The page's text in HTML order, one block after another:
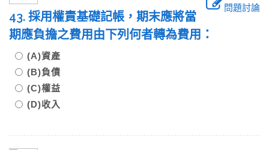
問題討論
43. 採用權責基礎記帳，期末應將當
期應負擔之費用由下列何者轉為費用：
(A)資產
(B)負債
(C)權益
(D)收入